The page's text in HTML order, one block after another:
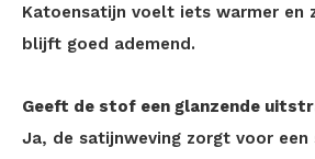
Katoensatijn voelt iets warmer en
blijft goed ademend.
Geeft de stof een glanzende
Ja, de satijnweving zorgt voor een